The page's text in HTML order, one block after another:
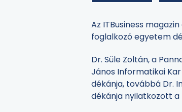
Az ITBusiness
foglalkozó egyetem
Dr. Süle Zoltán, a
János Informatikai
dékánja, továbbá Dr.
dékánja nyilatkozott a